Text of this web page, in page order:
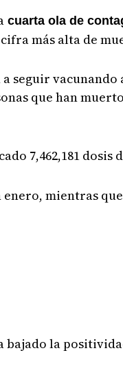
cuarta ola de
más alta de
seguir
que han
7,462,181 dosis
enero, mientras
la